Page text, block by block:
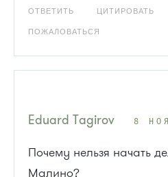
ОТВЕТИТЬ ЦИТИРОВАТЬ
ПОЖАЛОВАТЬСЯ
Eduard Tagirov 8
Почему нельзя начать
Малино?